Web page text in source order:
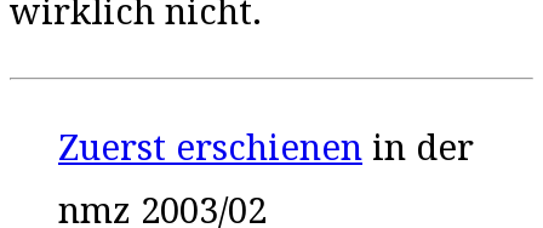
wirklich nicht.
Zuerst erschienen in der
nmz 2003/02